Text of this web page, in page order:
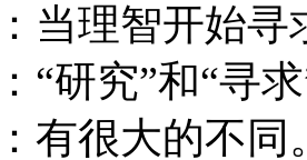
当理智开始寻
“研究”和“寻
有很大的不同